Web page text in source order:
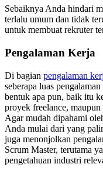
Sebaiknya Anda hindari
terlalu umum dan tidak
untuk membuat rekruter
Pengalaman Kerja
Di bagian pengalaman
seberapa luas
bentuk apa pun, baik itu
proyek freelance,
Agar mudah dipahami
Anda mulai dari yang
juga menonjolkan
Scrum Master, terutama
pengetahuan industri